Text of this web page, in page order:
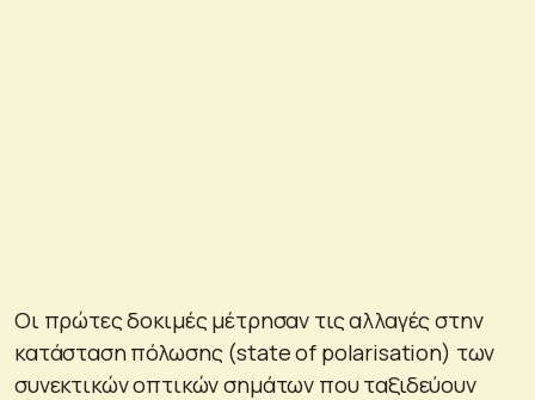
Οι πρώτες δοκιμές μέτρησαν τις αλλαγές στην
κατάσταση πόλωσης (state of polarisation) των
συνεκτικών οπτικών σημάτων που ταξιδεύουν